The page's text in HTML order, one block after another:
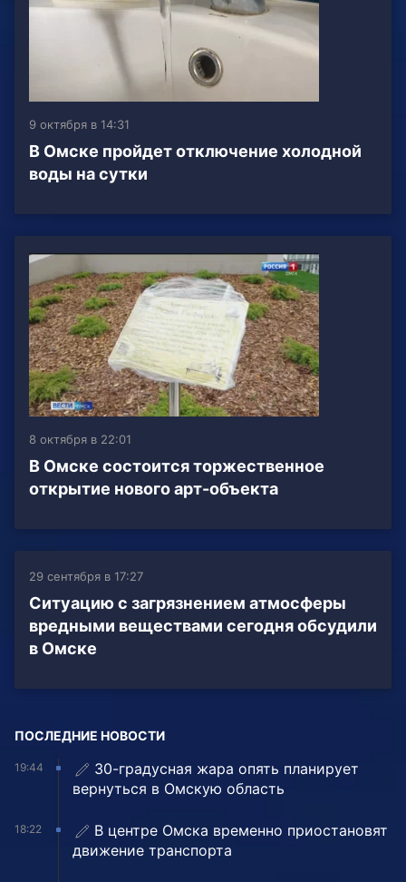
9 октября в 14:31
В Омске пройдет отключение холодной
воды на сутки
8 октября в 22:01
В Омске состоится торжественное
открытие нового арт-объекта
29 сентября в 17:27
Ситуацию с загрязнением атмосферы
вредными веществами сегодня обсудили
в Омске
ПОСЛЕДНИЕ НОВОСТИ
19:44
30-градусная жара опять планирует
вернуться в Омскую область
18:22
В центре Омска временно приостановят
движение транспорта